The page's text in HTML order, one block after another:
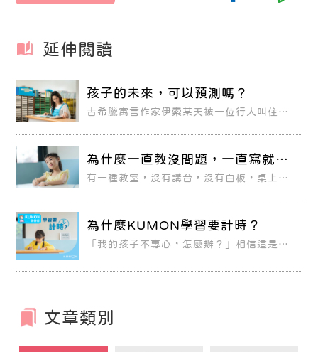
延伸閱讀
孩子的未來，可以預測嗎？
古希臘寓言作家伊索某天被一位行人叫住，
現在才說？伊索回他：「我又不知你走得快
慢，怎知要多長時間？」
為什麼一直教沒問題，一直寫就不
OK？
有一種教室，沒有講台，沒有白板，桌上只
為什麼KUMON學習要計時？
「我的孩子不專心，怎麼辦？」相信這是許
文章類別